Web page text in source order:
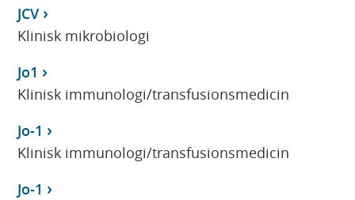
JCV
Klinisk mikrobiologi
Jo1
Klinisk immunologi/transfusionsmedicin
Jo-1
Klinisk immunologi/transfusionsmedicin
Jo-1